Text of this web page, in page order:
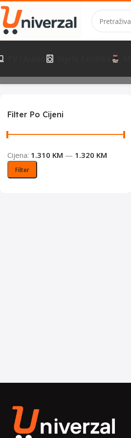
Početna Bijela Tehnika Pranje posuđa
Filter Po Cijeni
Filter
Cijena: 1.310 KM — 1.320 KM